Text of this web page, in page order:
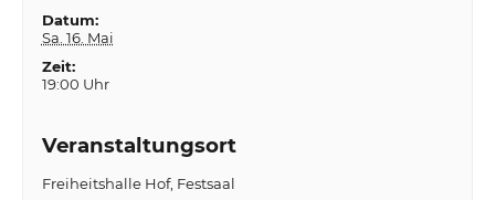
Datum:
Sa. 16. Mai
Zeit:
19:00 Uhr
Veranstaltungsort
Freiheitshalle Hof, Festsaal